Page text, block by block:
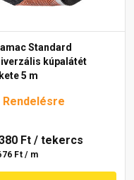
Standard
kúpalátét
5 m
Rendelésre
Ft / tekercs
Ft / m